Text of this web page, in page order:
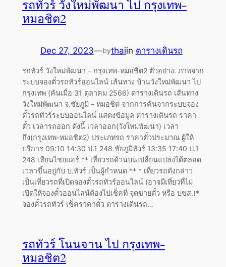
รถทัวร์ วังใหม่พัฒนา ไป กรุงเทพ-
หมอชิต2
Dec 27, 2023—bythaiin ตารางเดินรถ
รถทัวร์ วังใหม่พัฒนา – กรุงเทพ-หมอชิต2 ตัวอย่าง: ภาพจาก
ระบบจองตั๋วรถทัวร์ออนไลน์ เส้นทาง บ้านวังใหม่พัฒนา ไป
กรุงเทพ (ค้นเมื่อ 31 ตุลาคม 2566) ตารางเดินรถ เส้นทาง
วังใหม่พัฒนา จ.ชัยภูมิ – หมอชิต จากการค้นจากระบบจอง
ตั๋วรถทัวร์ระบบออนไลน์ แสดงข้อมูล ตารางเดินรถ ราคา
ตั๋ว เวลารถออก ดังนี้ เวลาออก(วังใหม่พัฒนา) เวลา
ถึง(กรุงเทพ-หมอชิต2) ประเภทรถ ราคาตั๋วประมาณ ผู้ให้
บริการ 09:10 14:30 ป.1 248 ชัยภูมิทัวร์ 13:35 17:40 ป.1
248 เทียนไชยแอร์ ** เที่ยวรถด้านบนเปลี่ยนแปลงได้ตลอด
เวลาขึ้นอยู่กับ บ.ทัวร์ เป็นผู้กำหนด ** * เที่ยวรถดังกล่าว
เป็นเที่ยวรถที่เปิดจองตั๋วรถทัวร์ออนไลน์ (อาจมีเที่ยวที่ไม่
เปิดให้จองตั๋วออนไลน์ต้องไปเช็คที่ จุดขายตั๋ว หรือ บขส.)*
จองตั๋วรถทัวร์ เช็คราคาตั๋ว ตารางเดินรถ…
รถทัวร์ โนนจาน ไป กรุงเทพ-
หมอชิต2